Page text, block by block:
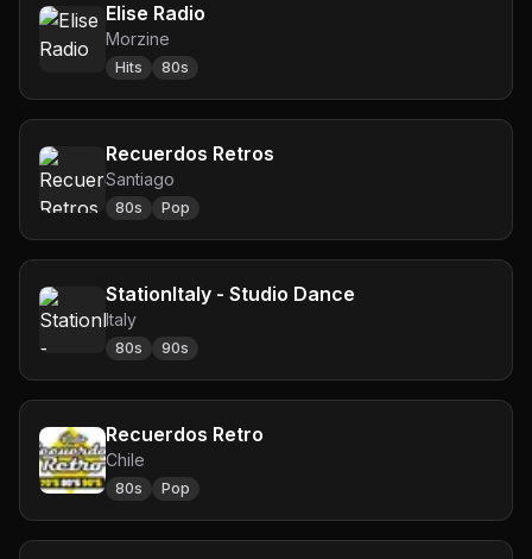
Elise Radio
Morzine
Hits 80s
Recuerdos Retros
Santiago
80s Pop
StationItaly - Studio Dance
Italy
80s 90s
Recuerdos Retro
Chile
80s Pop